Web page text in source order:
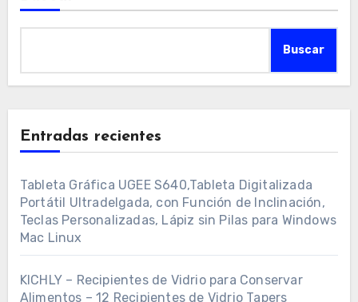
Buscar
Entradas recientes
Tableta Gráfica UGEE S640,Tableta Digitalizada
Portátil Ultradelgada, con Función de Inclinación,
Teclas Personalizadas, Lápiz sin Pilas para Windows
Mac Linux
KICHLY – Recipientes de Vidrio para Conservar
Alimentos – 12 Recipientes de Vidrio Tapers